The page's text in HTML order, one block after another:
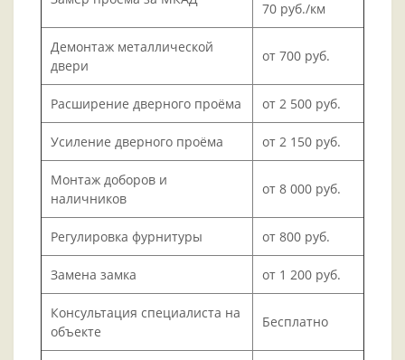
70 руб./км
Демонтаж металлической
двери
от 700 руб.
Расширение дверного проёма от 2 500 руб.
Усиление дверного проёма от 2 150 руб.
Монтаж доборов и
наличников
от 8 000 руб.
Регулировка фурнитуры от 800 руб.
Замена замка от 1 200 руб.
Консультация специалиста на
объекте
Бесплатно